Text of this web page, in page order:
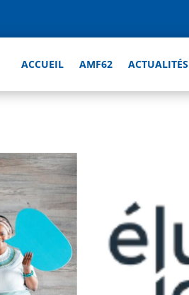
ACCUEIL AMF62 ACTUALITÉS